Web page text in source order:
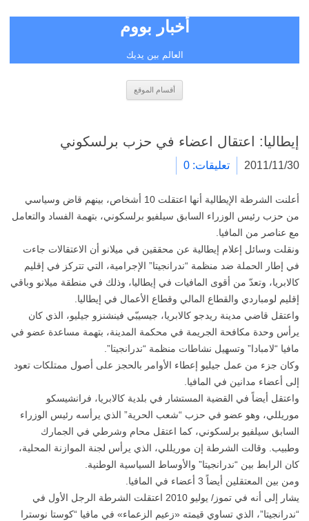
أخبار بووم
العالم بين يديك
أقسام الموقع
إيطاليا: اعتقال اعضاء في حزب برلسكوني
2011/11/30 تعليقات: 0
أعلنت الشرطة الإيطالية أنها اعتقلت 10 أشخاص، بينهم قاض وسياسي
من حزب رئيس الوزراء السابق سيلفيو برلسكوني، بتهمة الفساد والتعامل
مع عناصر من المافيا.
ونقلت وسائل إعلام إيطالية عن محققين في ميلانو أن الاعتقالات جاءت
في إطار الحملة ضد منظمة “ندرانجيتا” الإجرامية، التي تتركز في إقليم
كالابريا، وتعدّ من أقوى المافيات في إيطاليا، وذلك في منطقة ميلانو وباقي
إقليم لومباردي والقطاع المالي وقطاع الأعمال في إيطاليا.
واعتقل قاضي مدينة ريدجو كالابريا، جيسيبّي فينشنزو جيليو، الذي كان
يرأس وحدة مكافحة الجريمة في محكمة المدينة، بتهمة مساعدة عضو في
مافيا “لامبادا” وتسهيل نشاطات منظمة “ندرانجيتا”.
وكان جزء من عمل جيليو إعطاء الأوامر بالحجز على أصول ممتلكات تعود
إلى أعضاء مدانين في المافيا.
واعتقل أيضاً في القضية المستشار في بلدية كالابريا، فرانشيسكو
موريللي، وهو عضو في حزب “شعب الحرية” الذي يرأسه رئيس الوزراء
السابق سيلفيو برلسكوني، كما اعتقل محام وشرطي في الجمارك
وطبيب. وقالت الشرطة إن موريللي، الذي يرأس لجنة الموازنة المحلية،
كان الرابط بين “ندرانجيتا” والأوساط السياسية الوطنية.
ومن بين المعتقلين أيضاً 3 أعضاء في المافيا.
يشار إلى أنه في تموز/ يوليو 2010 اعتقلت الشرطة الرجل الأول في
“ندرانجيتا”، الذي تساوي قيمته «زعيم الزعماء» في مافيا “كوستا نوسترا